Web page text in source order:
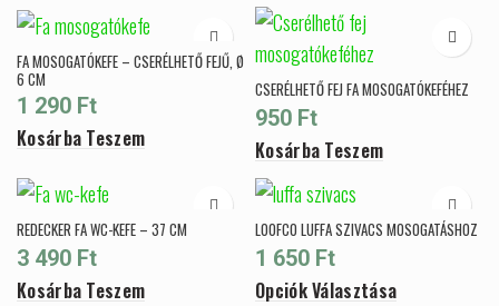
FA MOSOGATÓKEFE – CSERÉLHETŐ FEJŰ, Ø
6 CM
1 290 Ft
Kosárba Teszem
CSERÉLHETŐ FEJ FA MOSOGATÓKEFÉHEZ
950 Ft
Kosárba Teszem
REDECKER FA WC-KEFE – 37 CM
3 490 Ft
Kosárba Teszem
LOOFCO LUFFA SZIVACS MOSOGATÁSHOZ
1 650 Ft
Opciók Választása